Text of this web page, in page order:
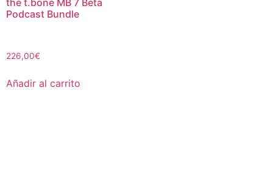
Podcast Bundle
226,00€
Añadir al carrito